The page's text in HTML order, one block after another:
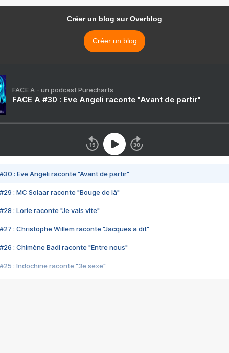
Créer un blog sur Overblog
Créer un blog
FACE A - un podcast Purecharts
FACE A #30 : Eve Angeli raconte "Avant de partir"
#30 : Eve Angeli raconte "Avant de partir"
#29 : MC Solaar raconte "Bouge de là"
#28 : Lorie raconte "Je vais vite"
#27 : Christophe Willem raconte "Jacques a dit"
#26 : Chimène Badi raconte "Entre nous"
#25 : Indochine raconte "3e sexe"